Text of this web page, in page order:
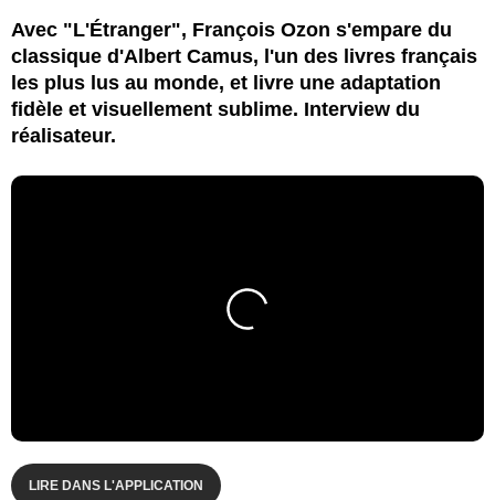
Avec "L'Étranger", François Ozon s'empare du
classique d'Albert Camus, l'un des livres français
les plus lus au monde, et livre une adaptation
fidèle et visuellement sublime. Interview du
réalisateur.
LIRE DANS L'APPLICATION